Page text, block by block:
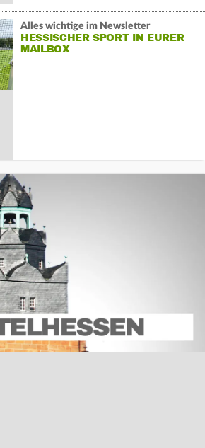
Alles wichtige im Newsletter
HESSISCHER SPORT IN EURER
MAILBOX